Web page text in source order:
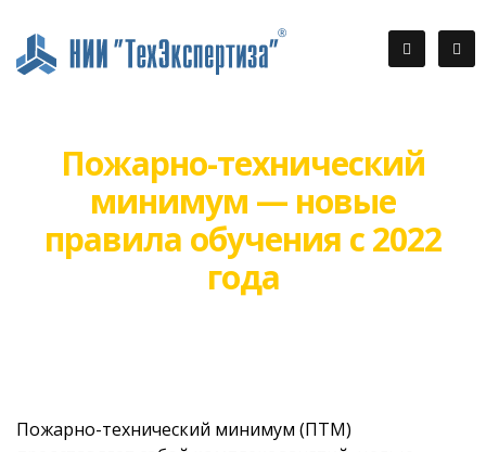
Пожарно-технический
минимум — новые
правила обучения с 2022
года
Пожарно-технический минимум (ПТМ)